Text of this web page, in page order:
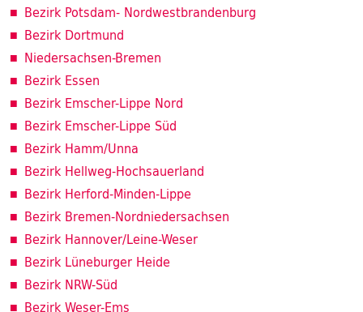
Bezirk Potsdam- Nordwestbrandenburg
Bezirk Dortmund
Niedersachsen-Bremen
Bezirk Essen
Bezirk Emscher-Lippe Nord
Bezirk Emscher-Lippe Süd
Bezirk Hamm/Unna
Bezirk Hellweg-Hochsauerland
Bezirk Herford-Minden-Lippe
Bezirk Bremen-Nordniedersachsen
Bezirk Hannover/Leine-Weser
Bezirk Lüneburger Heide
Bezirk NRW-Süd
Bezirk Weser-Ems